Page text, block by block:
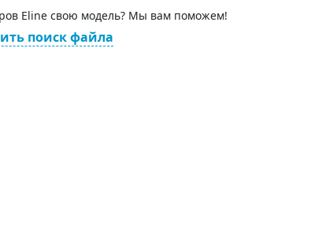
Eline свою модель? Мы вам поможем!
поиск файла